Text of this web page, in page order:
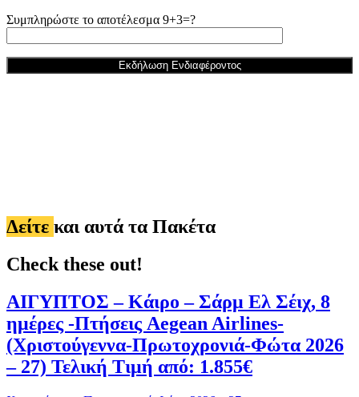
Συμπληρώστε το αποτέλεσμα 9+3=?
Δείτε και αυτά τα Πακέτα
Check these out!
ΑΙΓΥΠΤΟΣ – Κάιρο – Σάρμ Ελ Σέιχ, 8
ημέρες -Πτήσεις Aegean Airlines-
(Χριστούγεννα-Πρωτοχρονιά-Φώτα 2026
– 27) Τελική Τιμή από: 1.855€